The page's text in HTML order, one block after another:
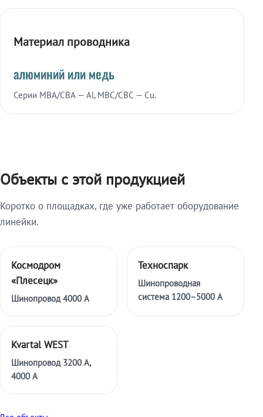
Материал проводника
алюминий или медь
Серии МВА/СВА — Al, МВС/СВС — Cu.
Объекты с этой продукцией
Коротко о площадках, где уже работает оборудование
линейки.
Космодром
«Плесецк»
Шинопровод 4000 А
Техноспарк
Шинопроводная
система 1200–5000 А
Kvartal WEST
Шинопровод 3200 А,
4000 А